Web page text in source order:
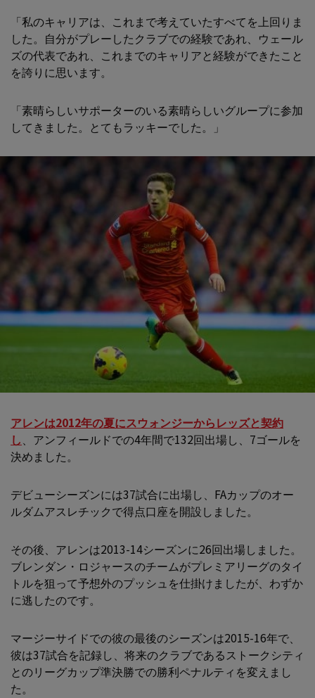
「私のキャリアは、これまで考えていたすべてを上回りま
した。自分がプレーしたクラブでの経験であれ、ウェール
ズの代表であれ、これまでのキャリアと経験ができたこと
を誇りに思います。
「素晴らしいサポーターのいる素晴らしいグループに参加
してきました。とてもラッキーでした。」
アレンは2012年の夏にスウォンジーからレッズと契約
し、アンフィールドでの4年間で132回出場し、7ゴールを
決めました。
デビューシーズンには37試合に出場し、FAカップのオー
ルダムアスレチックで得点口座を開設しました。
その後、アレンは2013-14シーズンに26回出場しました。
ブレンダン・ロジャースのチームがプレミアリーグのタイ
トルを狙って予想外のプッシュを仕掛けましたが、わずか
に逃したのです。
マージーサイドでの彼の最後のシーズンは2015-16年で、
彼は37試合を記録し、将来のクラブであるストークシティ
とのリーグカップ準決勝での勝利ペナルティを変えまし
た。